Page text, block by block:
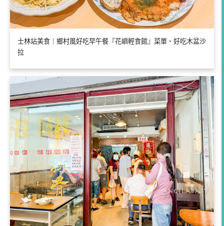
士林站美食｜鄉村風好吃早午餐『花嶼輕食館』菜單、好吃木盆沙
拉